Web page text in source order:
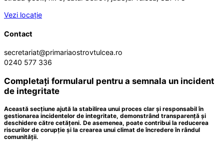
Vezi locație
Contact
secretariat@primariaostrovtulcea.ro
0240 577 336
Completați formularul pentru a semnala un incident
de integritate
Această secțiune ajută la stabilirea unui proces clar și responsabil în
gestionarea incidentelor de integritate, demonstrând transparență și
deschidere către cetățeni. De asemenea, poate contribui la reducerea
riscurilor de corupție și la crearea unui climat de încredere în rândul
comunității.